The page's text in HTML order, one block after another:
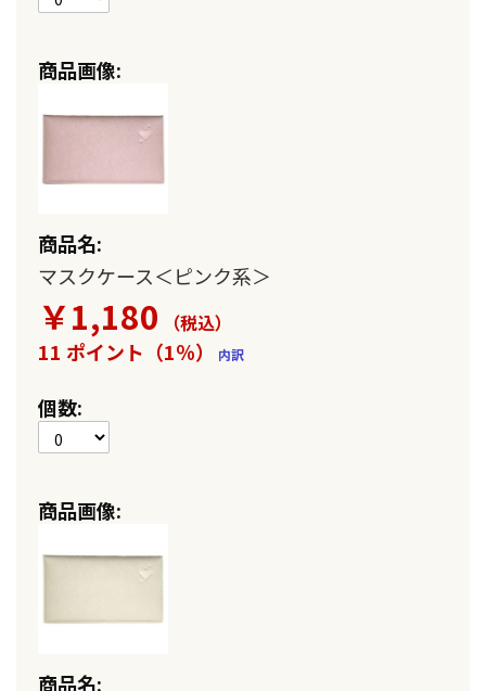
マスクケース＜ピンク系＞
￥1,180 （税込）
11 ポイント（1％） 内訳